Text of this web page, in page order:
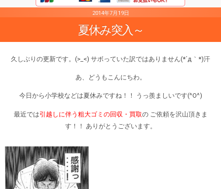
2014年7月19日
夏休み突入～
久しぶりの更新です。(>_<) サボっていた訳ではありません(*´д｀*)汗
あ、どうもこんにちわ。
今日から小学校などは夏休みですね！！ うっ羨ましいです(^O^)
最近では引越しに伴う粗大ゴミの回収・買取の ご依頼を沢山頂きま
す！！ ありがとうございます。